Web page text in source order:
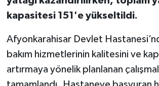
kapasitesi 151'e yükseltildi.
Afyonkarahisar Devlet
bakım hizmetlerinin kalitesini ve
artırmaya yönelik planlanan